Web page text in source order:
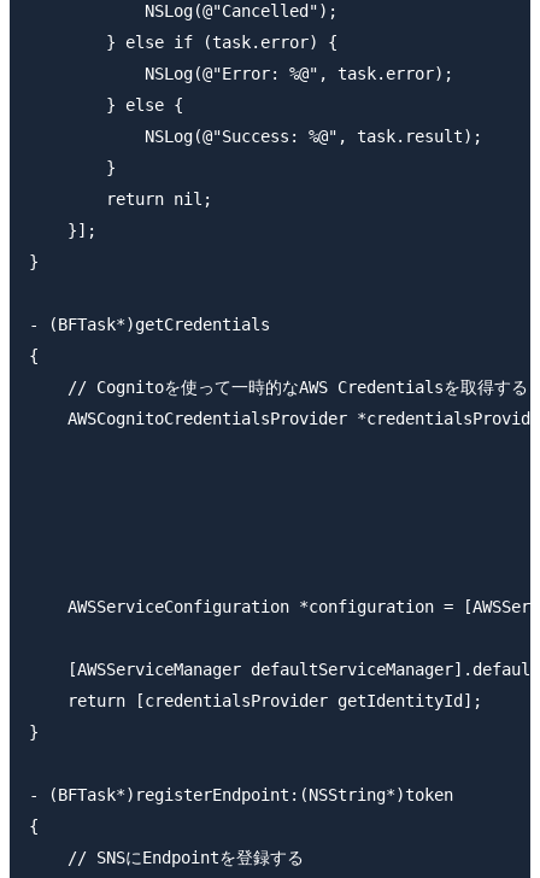
            NSLog(@"Cancelled");
        } else if (task.error) {
            NSLog(@"Error: %@", task.error);
        } else {
            NSLog(@"Success: %@", task.result);
        }
        return nil;
    }];
}
- (BFTask*)getCredentials
{
    // Cognitoを使って一時的なAWS Credentialsを取得する
AWSCognitoCredentialsProvider
AWSServiceConfiguration *configuration =
[AWSServiceManager
    return [credentialsProvider getIdentityId];
}
- (BFTask*)registerEndpoint:(NSString*)token
{
    // SNSにEndpointを登録する